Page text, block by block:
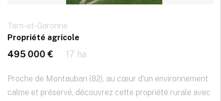
Tarn-et-Garonne
Propriété agricole
495 000 € 17 ha
Proche de Montauban (82), au cœur d'un environnement
calme et préservé, découvrez cette propriété rurale avec